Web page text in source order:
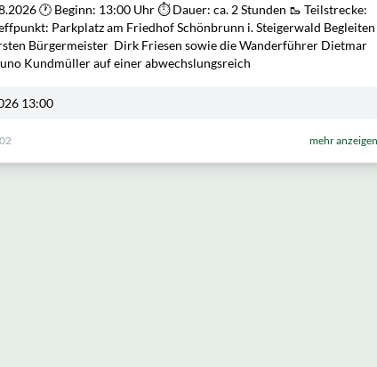
🕐 Beginn: 13:00 Uhr ⏱️ Dauer: ca. 2 Stunden 🥾 Teilstrecke:
Parkplatz am Friedhof Schönbrunn i. Steigerwald Begleiten
Bürgermeister Dirk Friesen sowie die Wanderführer Dietmar
Kundmüller auf einer abwechslungsreich
13:00
mehr anzeigen